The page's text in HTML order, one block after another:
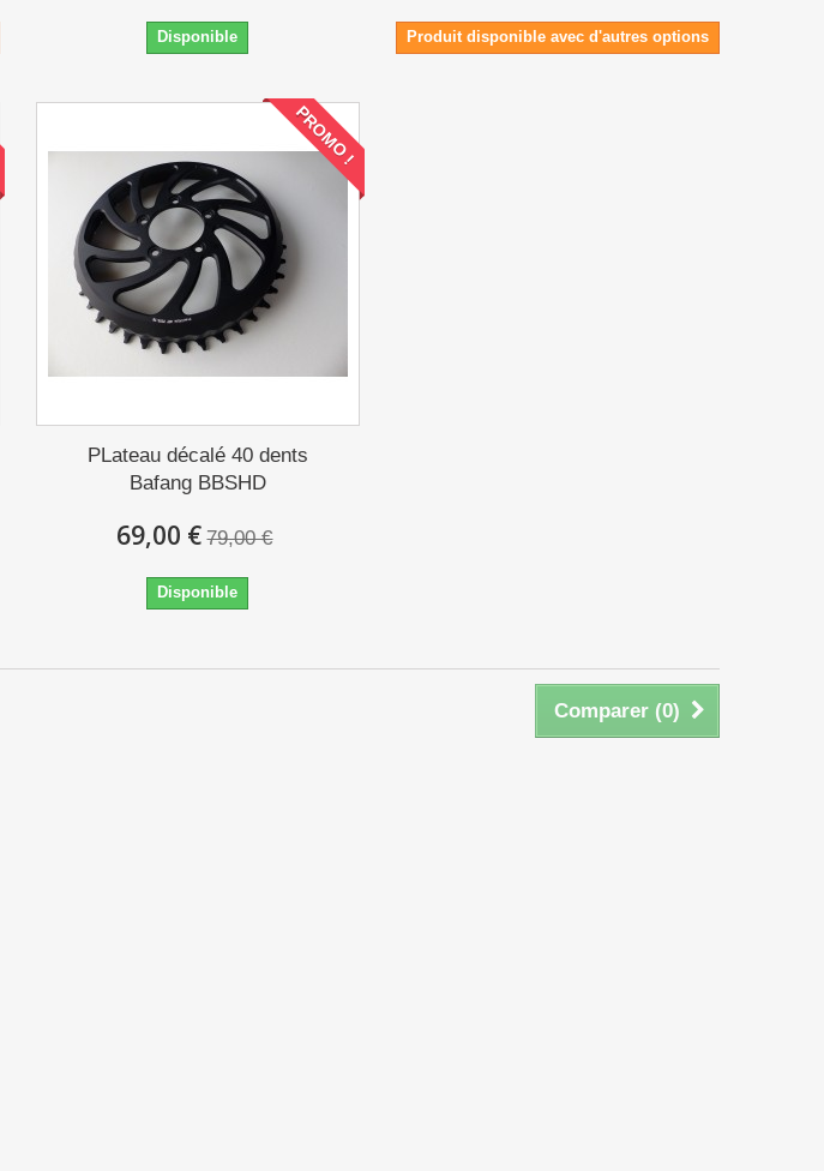
Disponible Produit disponible avec d'autres options
PROMO !
PLateau décalé 40 dents
Bafang BBSHD
69,00 € 79,00 €
Disponible
Comparer (0)